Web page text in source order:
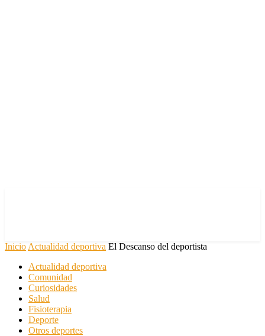
Inicio Actualidad deportiva El Descanso del deportista
Actualidad deportiva
Comunidad
Curiosidades
Salud
Fisioterapia
Deporte
Otros deportes